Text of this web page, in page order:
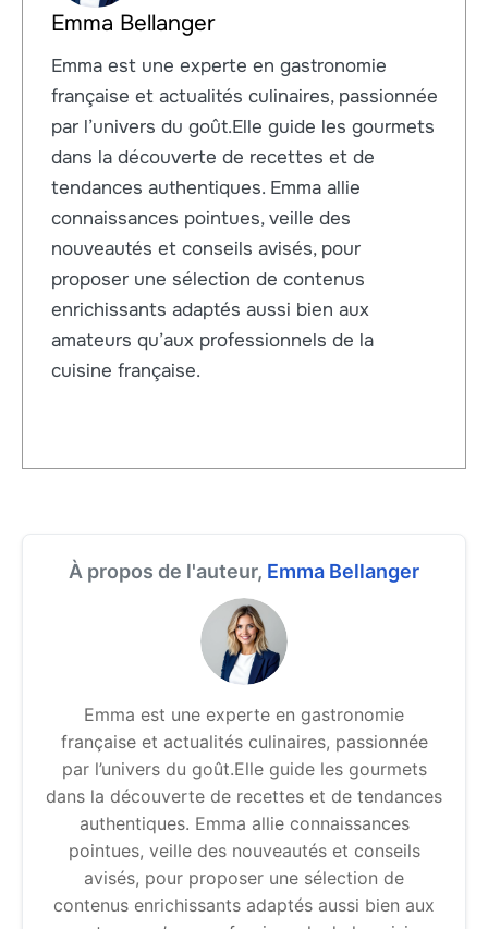
Emma Bellanger
Emma est une experte en gastronomie
française et actualités culinaires, passionnée
par l’univers du goût.Elle guide les gourmets
dans la découverte de recettes et de
tendances authentiques. Emma allie
connaissances pointues, veille des
nouveautés et conseils avisés, pour
proposer une sélection de contenus
enrichissants adaptés aussi bien aux
amateurs qu’aux professionnels de la
cuisine française.
À propos de l'auteur, Emma Bellanger
Emma est une experte en gastronomie
française et actualités culinaires, passionnée
par l’univers du goût.Elle guide les gourmets
dans la découverte de recettes et de tendances
authentiques. Emma allie connaissances
pointues, veille des nouveautés et conseils
avisés, pour proposer une sélection de
contenus enrichissants adaptés aussi bien aux